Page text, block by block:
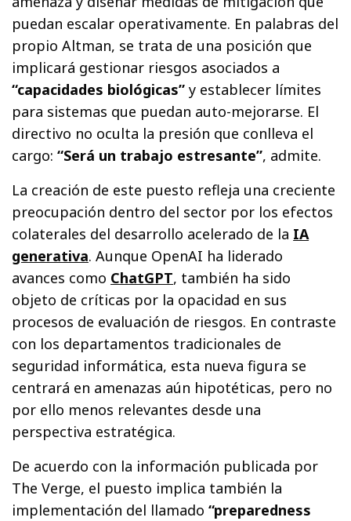
puedan escalar operativamente. En palabras del
propio Altman, se trata de una posición que
implicará gestionar riesgos asociados a
“capacidades biológicas” y establecer límites
para sistemas que puedan auto-mejorarse. El
directivo no oculta la presión que conlleva el
cargo:“Será un trabajo estresante”, admite.
La creación de este puesto refleja una creciente
preocupación dentro del sector por los efectos
colaterales del desarrollo acelerado de la IA
generativa. Aunque OpenAI ha liderado
avances como ChatGPT, también ha sido
objeto de críticas por la opacidad en sus
procesos de evaluación de riesgos. En contraste
con los departamentos tradicionales de
seguridad informática, esta nueva figura se
centrará en amenazas aún hipotéticas, pero no
por ello menos relevantes desde una
perspectiva estratégica.
De acuerdo con la información publicada por
The Verge, el puesto implica también la
implementación del llamado“preparedness